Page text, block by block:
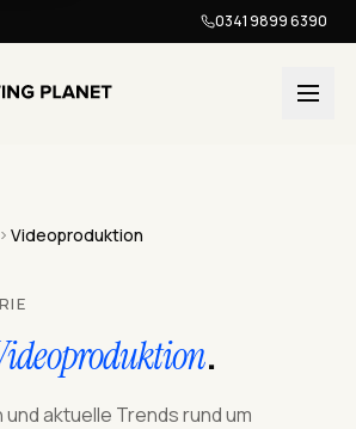
0341 9899 6390
Videoproduktion
.
aktuelle Trends rund um